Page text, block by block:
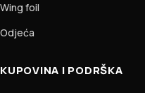
Wing foil
Odjeća
KUPOVINA I PODRŠKA